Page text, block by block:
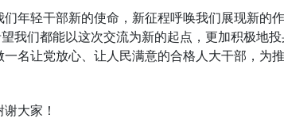
年轻干部新的使命，新征程呼唤我们展现新的
我们都能以这次交流为新的起点，更加积极地
名让党放心、让人民满意的合格人大干部，为
大家！